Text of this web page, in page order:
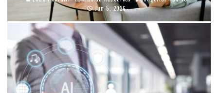
Jun 5, 2026